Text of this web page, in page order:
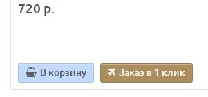
720 р.
В корзину Заказ в 1 клик